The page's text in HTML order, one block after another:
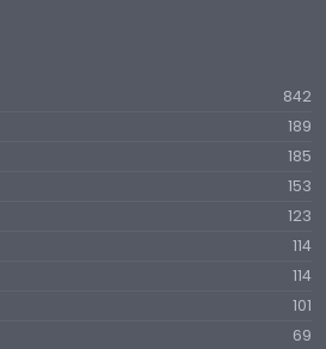
842
189
185
153
123
114
114
101
69